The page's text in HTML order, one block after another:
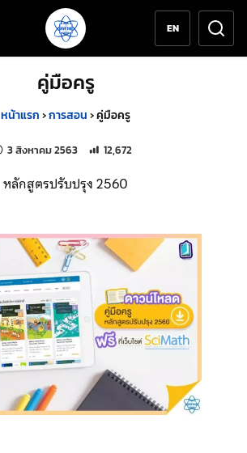
EN
คู่มือครู
หน้าแรก›การสอน›คู่มือครู
3 สิงหาคม 2563 แก้ไขล่าสุดเมื่อ:
จำนวนการเข้าชม 12,672 ครั้ง
12,672
หลักสูตรปรับปรุง 2560